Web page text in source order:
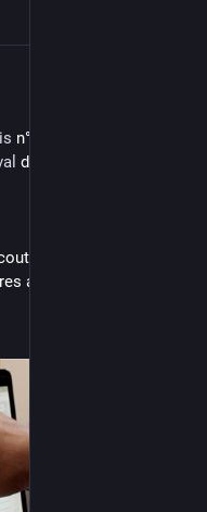
n°6536, dans lequel se
du
articles sélectionnés)